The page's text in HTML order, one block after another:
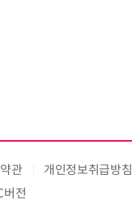
관 개인정보취급방침
버전